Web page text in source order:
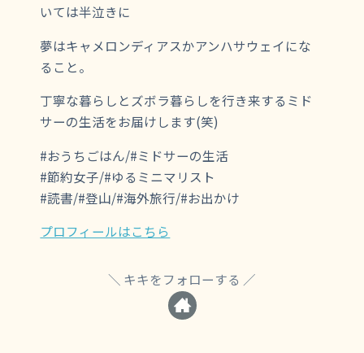
いては半泣きに
夢はキャメロンディアスかアンハサウェイにな
ること。
丁寧な暮らしとズボラ暮らしを行き来するミド
サーの生活をお届けします(笑)
#おうちごはん/#ミドサーの生活
#節約女子/#ゆるミニマリスト
#読書/#登山/#海外旅行/#お出かけ
プロフィールはこちら
キキをフォローする